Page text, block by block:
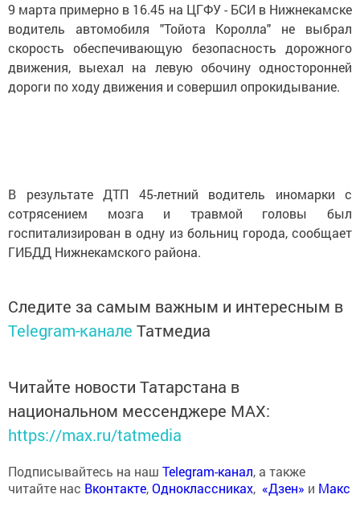
9 марта примерно в 16.45 на ЦГФУ - БСИ в Нижнекамске
водитель автомобиля "Тойота Королла" не выбрал
скорость обеспечивающую безопасность дорожного
движения, выехал на левую обочину односторонней
дороги по ходу движения и совершил опрокидывание.
В результате ДТП 45-летний водитель иномарки с
сотрясением мозга и травмой головы был
госпитализирован в одну из больниц города, сообщает
ГИБДД Нижнекамского района.
Следите за самым важным и интересным в
Telegram-канале Татмедиа
Читайте новости Татарстана в
национальном мессенджере MАХ:
https://max.ru/tatmedia
Подписывайтесь на наш Telegram-канал, а также
читайте нас Вконтакте,Одноклассниках, «Дзен» и Макс